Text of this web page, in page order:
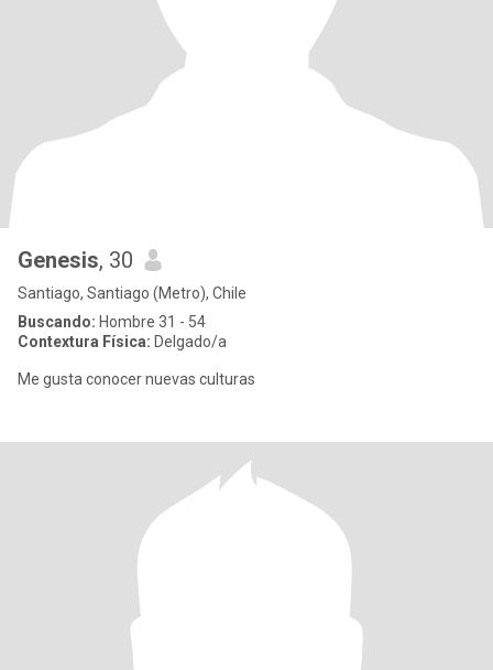
Genesis, 30
Santiago, Santiago (Metro), Chile
Buscando: Hombre 31 - 54
Contextura Física: Delgado/a
Me gusta conocer nuevas culturas